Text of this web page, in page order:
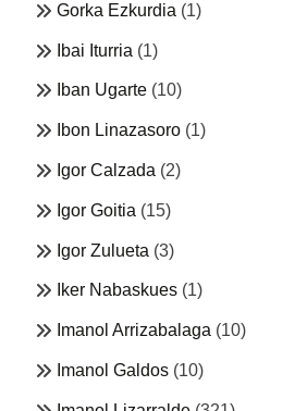
Gorka Ezkurdia (1)
Ibai Iturria (1)
Iban Ugarte (10)
Ibon Linazasoro (1)
Igor Calzada (2)
Igor Goitia (15)
Igor Zulueta (3)
Iker Nabaskues (1)
Imanol Arrizabalaga (10)
Imanol Galdos (10)